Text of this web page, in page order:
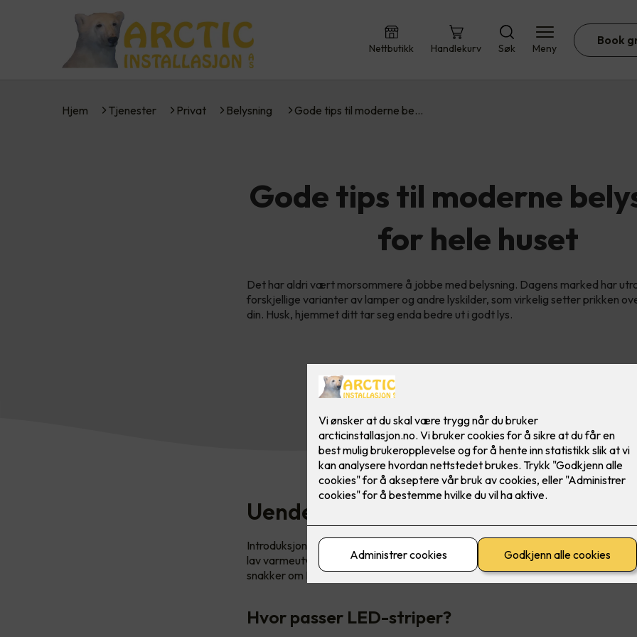
Nettbutikk Handlekurv Søk Meny
Book
Hjem Tjenester Privat Belysning Gode tips til moderne be…
Gode tips til moderne
for hele huset
Det har aldri vært morsommere å jobbe med belysning. Dagens marked har
forskjellige varianter av lamper og andre lyskilder, som virkelig setter prikken
din. Husk, hjemmet ditt tar seg enda bedre ut i godt lys.
Uendelige muligheter med LED-
Introduksjonen av LED har revolusjonert belysningsbransjen. Lang levetid, lavt
lav varmeutvikling, gjør LED-lyskilder svært allsidige. Det gjelder kanskje mest
snakker om LED-striper.
Hvor passer LED-striper?